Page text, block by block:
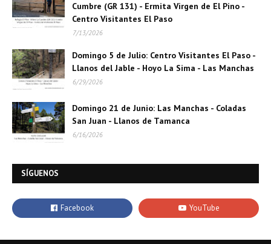
Cumbre (GR 131) - Ermita Virgen de El Pino -
Centro Visitantes El Paso
7/13/2026
Domingo 5 de Julio: Centro Visitantes El Paso -
Llanos del Jable - Hoyo La Sima - Las Manchas
6/29/2026
Domingo 21 de Junio: Las Manchas - Coladas
San Juan - Llanos de Tamanca
6/16/2026
SÍGUENOS